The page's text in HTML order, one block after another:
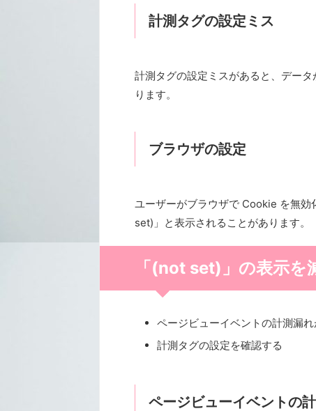
計測タグの設定ミス
計測タグの設定ミスがあると、デー
ります。
ブラウザの設定
ユーザーがブラウザで Cookie を無
set)」と表示されることがあります。
「(not set)」の表示を
ページビューイベントの計測漏
計測タグの設定を確認する
ページビューイベントの